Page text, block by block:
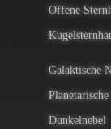
Offene
Galaktische
Dunkelnebel